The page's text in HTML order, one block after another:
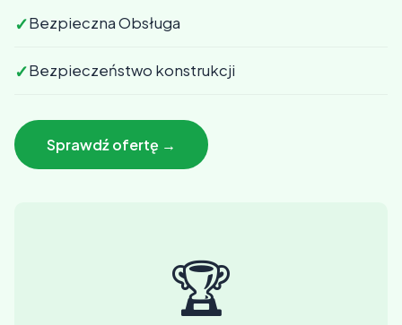
✓Bezpieczna Obsługa
✓Bezpieczeństwo konstrukcji
Sprawdź ofertę →
🏆